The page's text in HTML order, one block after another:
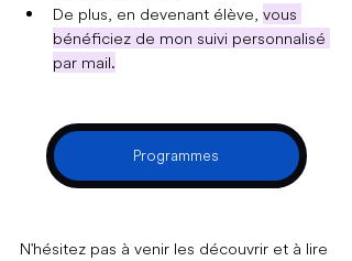
De plus, en devenant élève, vous
bénéficiez de mon suivi personnalisé
par mail.
Programmes
N'hésitez pas à venir les découvrir et à lire